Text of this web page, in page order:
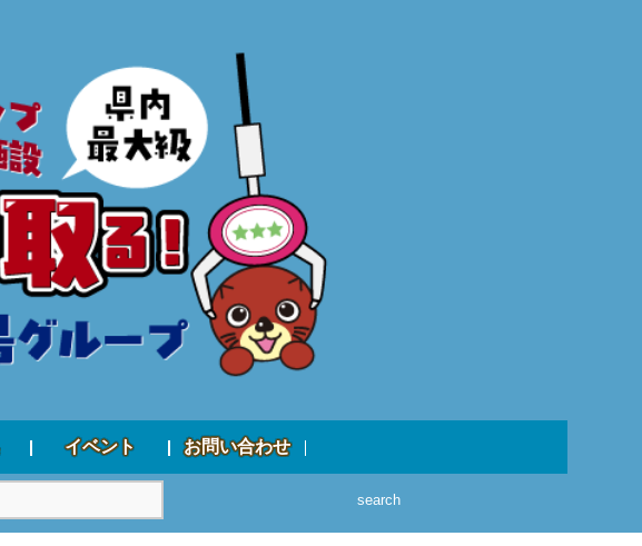
イベント お問い合わせ
search